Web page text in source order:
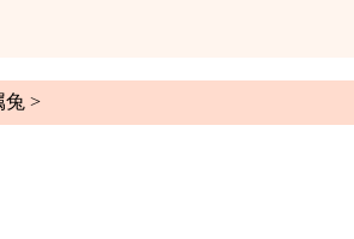
兔 >